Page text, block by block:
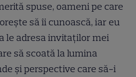
spuse, oameni pe care
să îi cunoască, iar eu
le adresa invitaţilor mei
să scoată la lumina
şi perspective care să-i